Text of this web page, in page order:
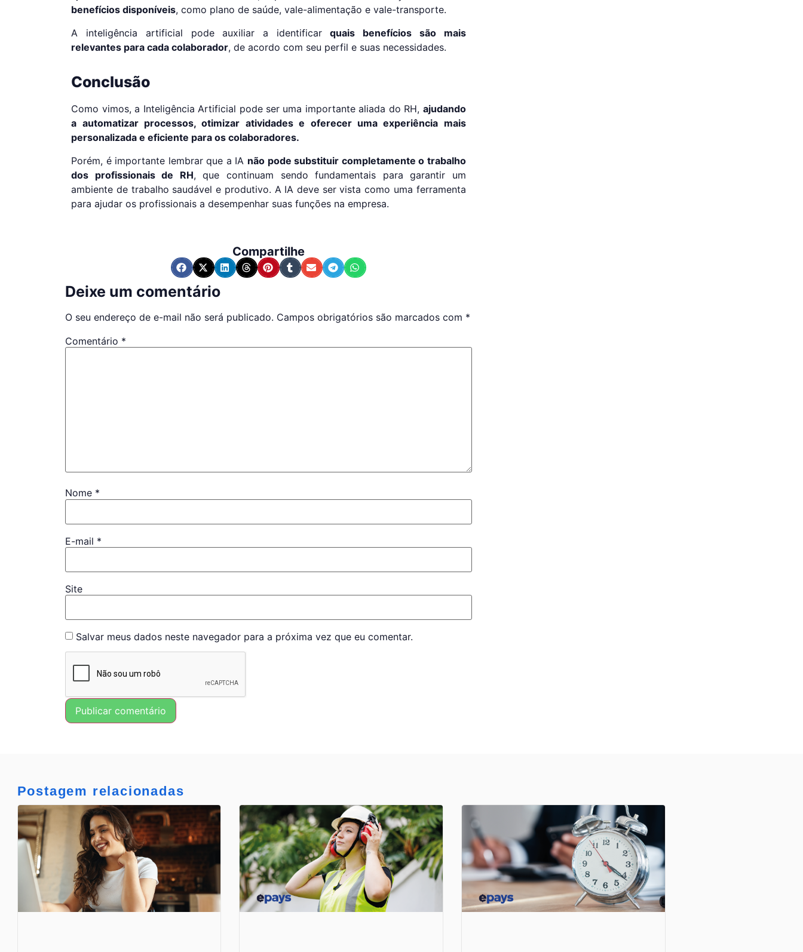
benefícios disponíveis, como plano de saúde, vale-alimentação e vale-transporte.
A inteligência artificial pode auxiliar a identificarquais benefícios são mais
relevantes para cada colaborador, de acordo com seu perfil e suas necessidades.
Conclusão
Como vimos, a Inteligência Artificial pode ser uma importante aliada do RH, ajudando
a automatizar processos, otimizar atividades e oferecer uma experiência mais
personalizada e eficiente para os colaboradores.
Porém, é importante lembrar que a IA não pode substituir completamente o trabalho
dos profissionais de RH, que continuam sendo fundamentais para garantir um
ambiente de trabalho saudável e produtivo. A IA deve ser vista como uma ferramenta
para ajudar os profissionais a desempenhar suas funções na empresa.
Compartilhe
Deixe um comentário
O seu endereço de e-mail não será publicado. Campos obrigatórios são marcados com *
Comentário *
Nome *
E-mail *
Site
Salvar meus dados neste navegador para a próxima vez que eu comentar.
Postagem relacionadas